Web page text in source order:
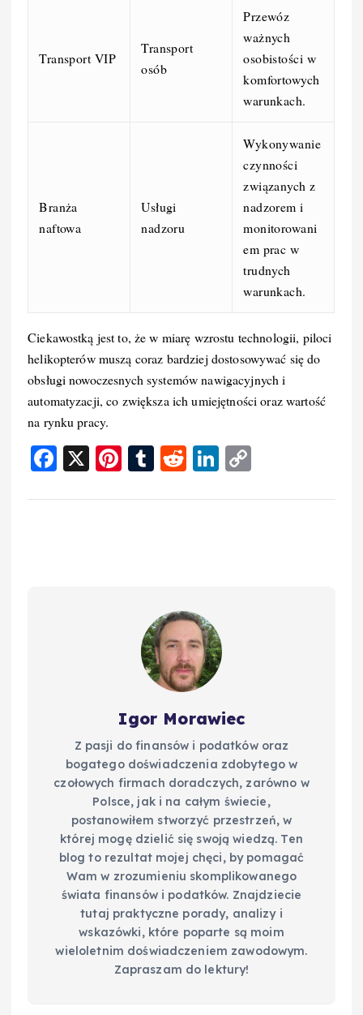
Transport VIP
Transport
osób
Przewóz
ważnych
osobistości w
komfortowych
warunkach.
Branża
naftowa
Usługi
nadzoru
Wykonywanie
czynności
związanych z
nadzorem i
monitorowani
em prac w
trudnych
warunkach.
Ciekawostką jest to, że w miarę wzrostu technologii, piloci
helikopterów muszą coraz bardziej dostosowywać się do
obsługi nowoczesnych systemów nawigacyjnych i
automatyzacji, co zwiększa ich umiejętności oraz wartość
na rynku pracy.
F
c
X
Pi
er
T
m
R
d
Li
k p
Igor Morawiec
Z pasji do finansów i podatków oraz
bogatego doświadczenia zdobytego w
czołowych firmach doradczych, zarówno w
Polsce, jak i na całym świecie,
postanowiłem stworzyć przestrzeń, w
której mogę dzielić się swoją wiedzą. Ten
blog to rezultat mojej chęci, by pomagać
Wam w zrozumieniu skomplikowanego
świata finansów i podatków. Znajdziecie
tutaj praktyczne porady, analizy i
wskazówki, które poparte są moim
wieloletnim doświadczeniem zawodowym.
Zapraszam do lektury!